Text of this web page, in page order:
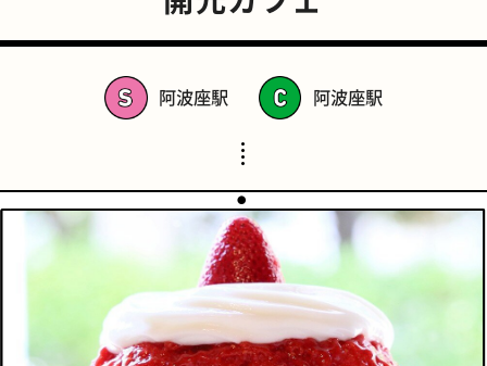
スポーツバー 橋
阿波座駅 阿波座駅